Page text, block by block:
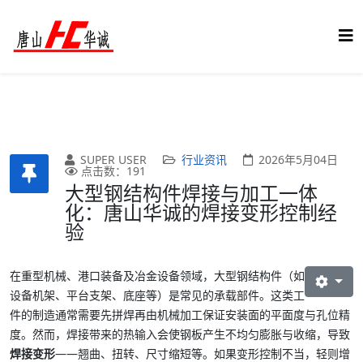
SUPER USER 行业资讯 2026年5月04日
点击数：191
大型钢结构件焊接与加工一体
化：唐山华诚的焊接变形控制经
验
在重型机械、港口装备及冶金设备领域，大型钢结构件（如
设备机架、平台支架、底座等）是常见的承载部件。这类工
件的制造通常需要先拼焊再由机械加工保证安装面的平面度与孔位精
度。然而，焊接带来的热输入会使钢板产生不均匀膨胀与收缩，导致
焊接变形——翘曲、扭转、尺寸缩短等。如果变形控制不当，轻则增